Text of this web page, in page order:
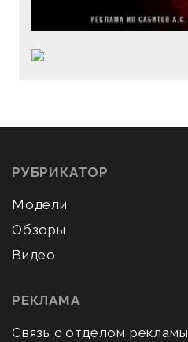
РУБРИКАТОР
Модели
Обзоры
Видео
РЕКЛАМА
Связь с отделом рекламы